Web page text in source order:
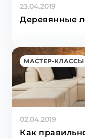
23.04.2019
Деревянные
МАСТЕР-КЛАССЫ
02.04.2019
Как